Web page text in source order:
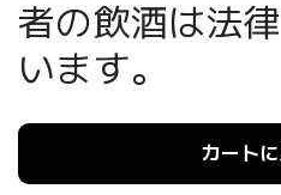
者の飲酒は法
います。
カート